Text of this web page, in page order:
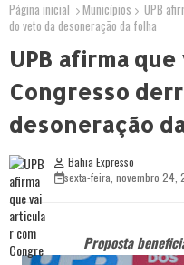
Página inicial Municípios
UPB
do veto da desoneração da folha
UPB afirma
Congresso
desoneração
Bahia Expresso
sexta-feira, novembro 24,
Proposta